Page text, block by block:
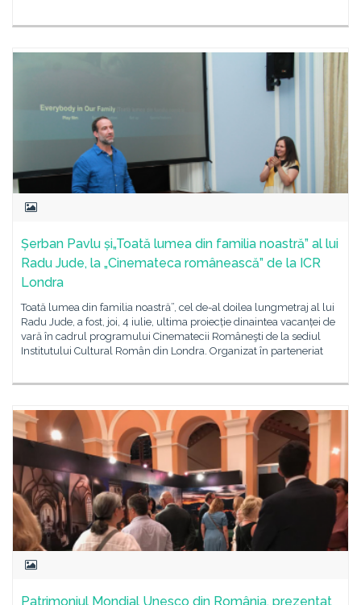
Șerban Pavlu și„Toată lumea din familia noastră” al lui
Radu Jude, la „Cinemateca românească” de la ICR
Londra
Toată lumea din familia noastră”, cel de-al doilea lungmetraj al lui
Radu Jude, a fost, joi, 4 iulie, ultima proiecție dinaintea vacanței de
vară în cadrul programului Cinematecii Româneşti de la sediul
Institutului Cultural Român din Londra. Organizat în parteneriat
Patrimoniul Mondial Unesco din România, prezentat